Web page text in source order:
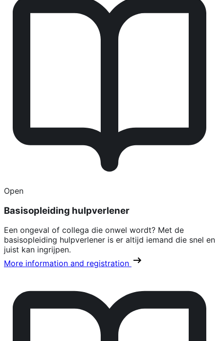
Open
Basisopleiding hulpverlener
Een ongeval of collega die onwel wordt? Met de
basisopleiding hulpverlener is er altijd iemand die snel en
juist kan ingrijpen.
More information and registration